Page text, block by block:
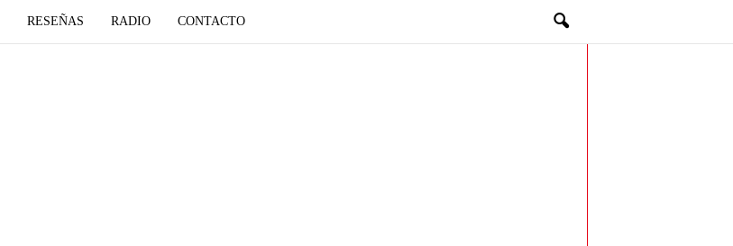
RESEÑAS RADIO CONTACTO